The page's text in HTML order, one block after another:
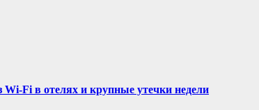
Wi-Fi в отелях и крупные утечки недели